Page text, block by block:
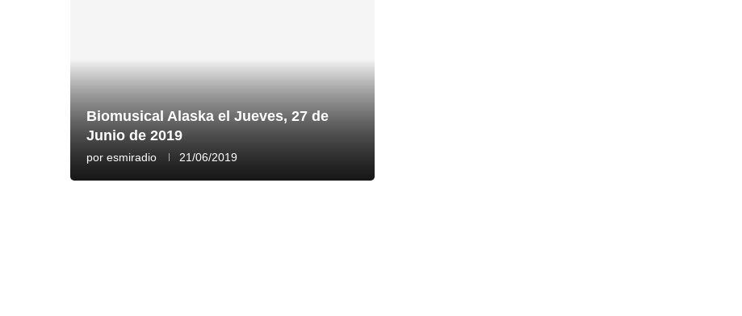
Biomusical Alaska el Jueves, 27 de
Junio de 2019
por esmiradio 21/06/2019